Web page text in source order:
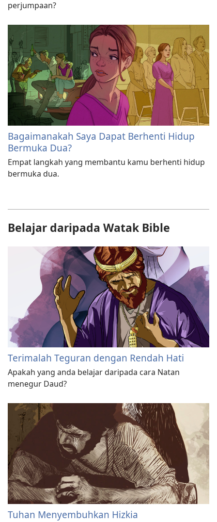
perjumpaan?
Bagaimanakah Saya Dapat Berhenti Hidup
Bermuka Dua?
Empat langkah yang membantu kamu berhenti hidup
bermuka dua.
Belajar daripada Watak Bible
Terimalah Teguran dengan Rendah Hati
Apakah yang anda belajar daripada cara Natan
menegur Daud?
Tuhan Menyembuhkan Hizkia